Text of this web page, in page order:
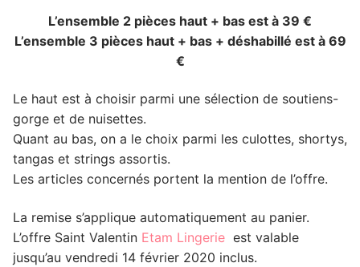
L’ensemble 2 pièces haut + bas est à 39 €
L’ensemble 3 pièces haut + bas + déshabillé est à 69
€
Le haut est à choisir parmi une sélection de soutiens-
gorge et de nuisettes.
Quant au bas, on a le choix parmi les culottes, shortys,
tangas et strings assortis.
Les articles concernés portent la mention de l’offre.
La remise s’applique automatiquement au panier.
L’offre Saint Valentin Etam Lingerie est valable
jusqu’au vendredi 14 février 2020 inclus.